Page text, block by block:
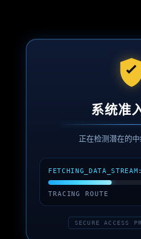
系统准
正在检测潜在的
FETCHING_DATA_STREAM:
TRACING ROUTE
SECURE ACCESS